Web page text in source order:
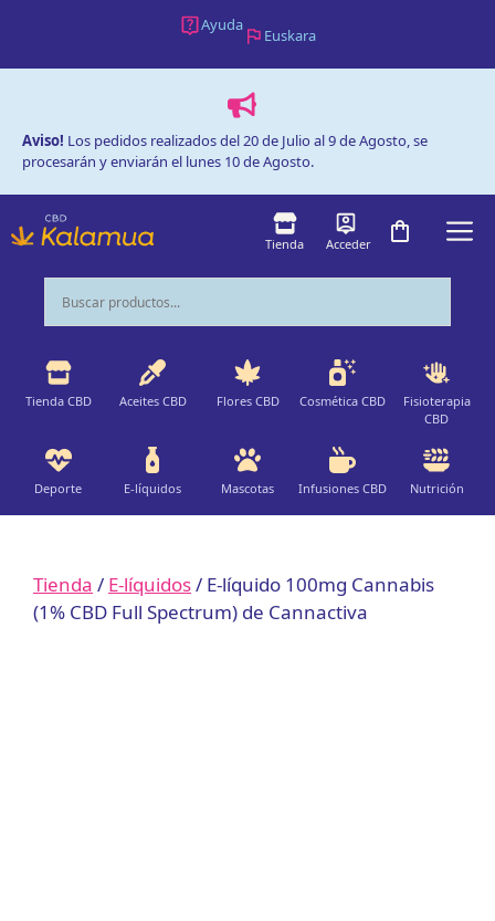
contenido
Ayuda
Euskara
Aviso! Los pedidos realizados del 20 de Julio al 9 de Agosto, se
procesarán y enviarán el lunes 10 de Agosto.
Acceder
Tienda
Tienda CBD Aceites CBD Flores CBD Cosmética CBD
Fisioterapia
CBD
Deporte E-líquidos Mascotas Infusiones CBD Nutrición
Tienda / E-líquidos/ E-líquido 100mg Cannabis
(1% CBD Full Spectrum) de Cannactiva